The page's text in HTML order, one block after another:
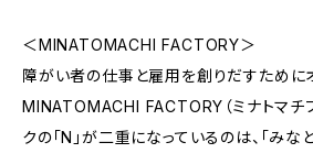
＜MINATOMACHI FACTORY＞
障がい者の仕事と雇用を創りだすために
MINATOMACHI FACTORY（ミナトマチフ
クの「N」が二重になっているのは、「みな